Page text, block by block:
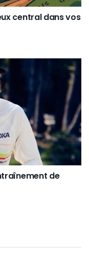
central dans vos
de